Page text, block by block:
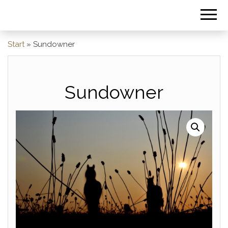
Start» Sundowner
Sundowner